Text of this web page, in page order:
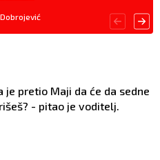
je pretio Maji da će da sedne
- pitao je voditelj.